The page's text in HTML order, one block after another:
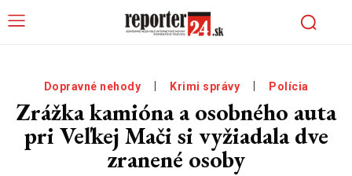
Dopravné nehody Krimi správy Polícia
Zrážka kamióna a osobného auta
pri Veľkej Mači si vyžiadala dve
zranené osoby